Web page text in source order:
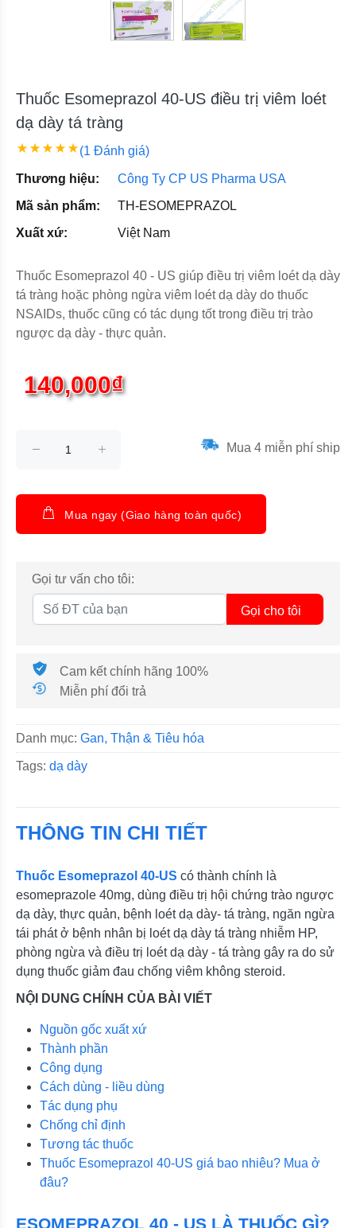
Thuốc Esomeprazol 40-US điều trị viêm loét
dạ dày tá tràng
(1 Đánh giá)
Thương hiệu:
Công Ty CP US Pharma USA
Mã sản phẩm:
TH-ESOMEPRAZOL
Xuất xứ:
Việt Nam
Thuốc Esomeprazol 40 - US giúp điều trị viêm loét dạ dày
tá tràng hoặc phòng ngừa viêm loét dạ dày do thuốc
NSAIDs, thuốc cũng có tác dụng tốt trong điều trị trào
ngược dạ dày - thực quản.
140,000₫
Mua 4 miễn phí ship
Mua ngay (Giao hàng toàn quốc)
Gọi tư vấn cho tôi:
Gọi cho tôi
Cam kết chính hãng 100%
Miễn phí đổi trả
Danh mục: Gan, Thận & Tiêu hóa
Tags: dạ dày
THÔNG TIN CHI TIẾT
Thuốc Esomeprazol 40-US có thành chính là
esomeprazole 40mg, dùng điều trị hội chứng trào ngược
dạ dày, thực quản, bệnh loét dạ dày- tá tràng, ngăn ngừa
tái phát ở bệnh nhân bị loét dạ dày tá tràng nhiễm HP,
phòng ngừa và điều trị loét dạ dày - tá tràng gây ra do sử
dụng thuốc giảm đau chống viêm không steroid.
NỘI DUNG CHÍNH CỦA BÀI VIẾT
Nguồn gốc xuất xứ
Thành phần
Công dụng
Cách dùng - liều dùng
Tác dụng phụ
Chống chỉ định
Tương tác thuốc
Thuốc Esomeprazol 40-US giá bao nhiêu? Mua ở
đâu?
ESOMEPRAZOL 40 - US LÀ THUỐC GÌ?